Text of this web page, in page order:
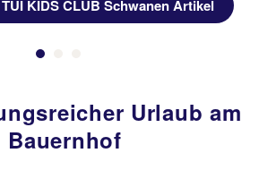
KIDS CLUB Schwanen Artikel
Urlaub am
Bauernhof